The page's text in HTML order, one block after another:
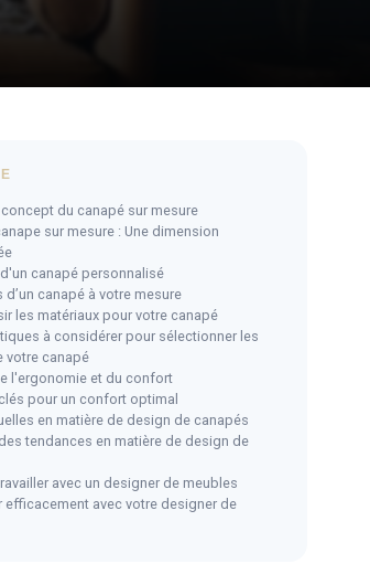
LISA DESIGN
Vert Sauge
du canapé sur mesure
sur mesure : Une dimension
canapé personnalisé
canapé à votre mesure
les matériaux pour votre canapé
à considérer pour sélectionner les
votre canapé
l'ergonomie et du confort
pour un confort optimal
en matière de design de canapés
tendances en matière de design de
avec un designer de meubles
efficacement avec votre designer de